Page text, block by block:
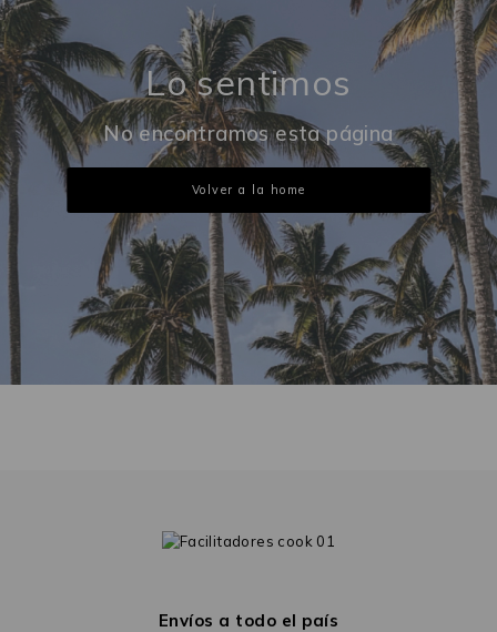
Lo sentimos
No encontramos esta página
Volver a la home
Envíos a todo el país